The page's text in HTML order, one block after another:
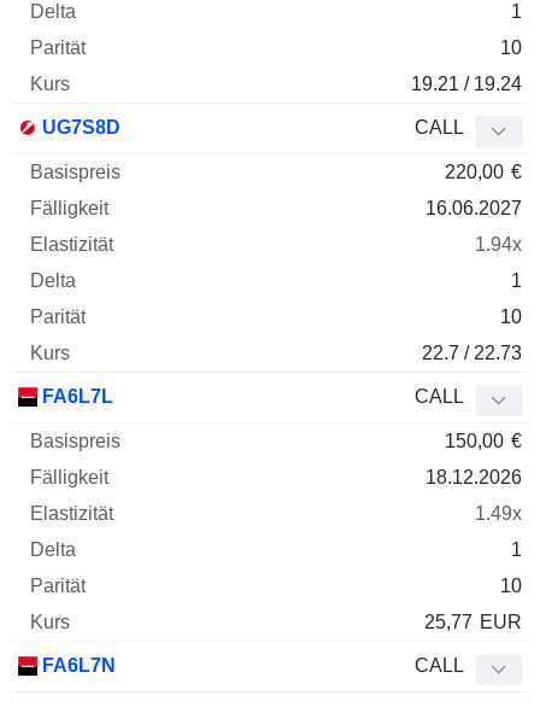
1
10
19.21 / 19.24
UG7S8D CALL
220,00 €
16.06.2027
1.94x
1
10
22.7 / 22.73
FA6L7L CALL
150,00 €
18.12.2026
1.49x
1
10
25,77 EUR
FA6L7N CALL